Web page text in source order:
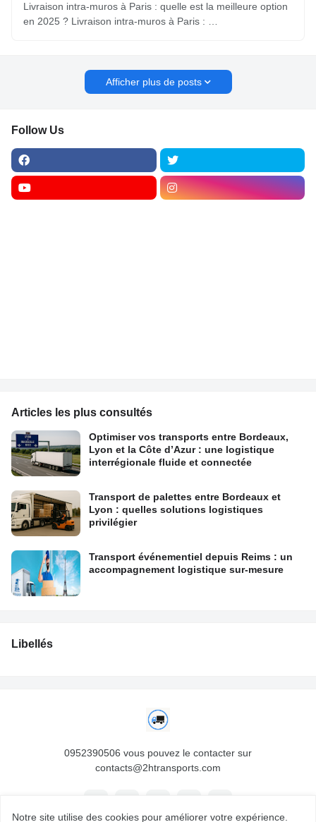
Livraison intra-muros à Paris : quelle est la meilleure option
en 2025 ? Livraison intra-muros à Paris : …
Afficher plus de posts
Follow Us
Articles les plus consultés
Optimiser vos transports entre Bordeaux,
Lyon et la Côte d’Azur : une logistique
interrégionale fluide et connectée
Transport de palettes entre Bordeaux et
Lyon : quelles solutions logistiques
privilégier
Transport événementiel depuis Reims : un
accompagnement logistique sur-mesure
Libellés
0952390506 vous pouvez le contacter sur
contacts@2htransports.com
Notre site utilise des cookies pour améliorer votre expérience.